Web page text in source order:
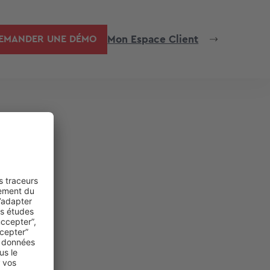
UNE DÉMO Mon Espace Client